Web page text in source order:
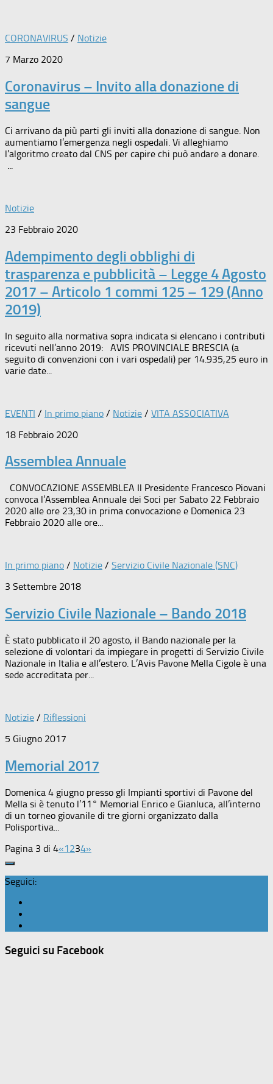
CORONAVIRUS / Notizie
7 Marzo 2020
Coronavirus – Invito alla donazione di
sangue
Ci arrivano da più parti gli inviti alla donazione di sangue. Non
aumentiamo l’emergenza negli ospedali. Vi alleghiamo
l’algoritmo creato dal CNS per capire chi può andare a donare.
Notizie
23 Febbraio 2020
Adempimento degli obblighi di
trasparenza e pubblicità – Legge 4 Agosto
2017 – Articolo 1 commi 125 – 129 (Anno
2019)
In seguito alla normativa sopra indicata si elencano i contributi
ricevuti nell’anno 2019: AVIS PROVINCIALE BRESCIA (a
seguito di convenzioni con i vari ospedali) per 14.935,25 euro in
varie date...
EVENTI / In primo piano / Notizie / VITA ASSOCIATIVA
18 Febbraio 2020
Assemblea Annuale
CONVOCAZIONE ASSEMBLEA Il Presidente Francesco Piovani
convoca l’Assemblea Annuale dei Soci per Sabato 22 Febbraio
2020 alle ore 23,30 in prima convocazione e Domenica 23
Febbraio 2020 alle ore...
In primo piano / Notizie / Servizio Civile Nazionale (SNC)
3 Settembre 2018
Servizio Civile Nazionale – Bando 2018
È stato pubblicato il 20 agosto, il Bando nazionale per la
selezione di volontari da impiegare in progetti di Servizio Civile
Nazionale in Italia e all’estero. L’Avis Pavone Mella Cigole è una
sede accreditata per...
Notizie / Riflessioni
5 Giugno 2017
Memorial 2017
Domenica 4 giugno presso gli Impianti sportivi di Pavone del
Mella si è tenuto l’11° Memorial Enrico e Gianluca, all’interno
di un torneo giovanile di tre giorni organizzato dalla
Polisportiva...
Pagina 3 di 4«1234»
Seguici:
Seguici su Facebook